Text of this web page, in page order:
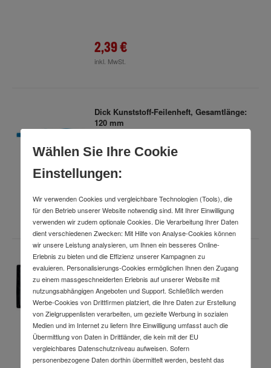
2,39 €
inkl. MwSt.
Dick Kunststoff-Feilenheft, Gesamtlänge:
120 mm
Lieferung übermorgen
2,99 €
inkl. MwSt.
Schlüsselfeilensatz L.100mm Hieb 2 2K-
Kunststoffheft DICK
Lieferungbisübermorgen
31,49 €
inkl. MwSt.
Wählen Sie Ihre Cookie
Einstellungen:
Wir verwenden Cookies und vergleichbare Technologien (Tools), die
für den Betrieb unserer Website notwendig sind. Mit Ihrer Einwilligung
verwenden wir zudem optionale Cookies. Die Verarbeitung Ihrer Daten
dient verschiedenen Zwecken: Mit Hilfe von Analyse-Cookies können
wir unsere Leistung analysieren, um Ihnen ein besseres Online-
Erlebnis zu bieten und die Effizienz unserer Kampagnen zu
evaluieren. Personalisierungs-Cookies ermöglichen Ihnen den Zugang
zu einem massgeschneiderten Erlebnis auf unserer Website mit
nutzungsabhängigen Angeboten und Support. Schließlich werden
Werbe-Cookies von Drittfirmen platziert, die Ihre Daten zur Erstellung
von Zielgruppenlisten verarbeiten, um gezielte Werbung in sozialen
Medien und im Internet zu liefern Ihre Einwilligung umfasst auch die
Übermittlung von Daten in Drittländer, die kein mit der EU
vergleichbares Datenschutzniveau aufweisen. Sofern
personenbezogene Daten dorthin übermittelt werden, besteht das